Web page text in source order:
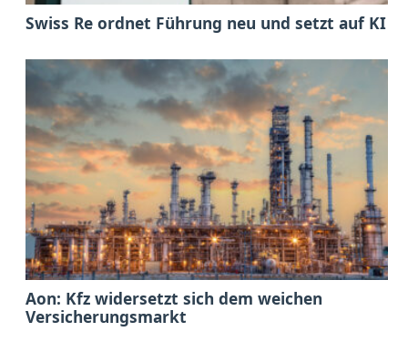
Swiss Re ordnet Führung neu und setzt auf KI
Aon: Kfz widersetzt sich dem weichen
Versicherungsmarkt